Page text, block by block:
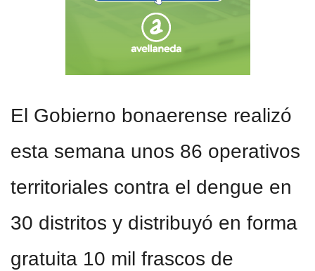
El Gobierno bonaerense realizó
esta semana unos 86 operativos
territoriales contra el dengue en
30 distritos y distribuyó en forma
gratuita 10 mil frascos de